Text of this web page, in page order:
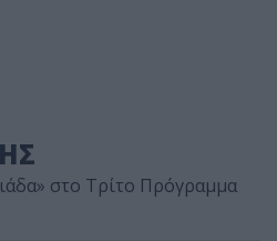
στο Τρίτο Πρόγραμμα